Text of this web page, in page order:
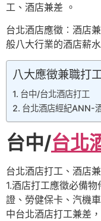
工、酒店兼差 。
台北酒店應徵︰酒店
般八大行業的酒店薪
八大應徵兼職打
台中/台北酒店打工
台北酒店經紀ANN-
台中/台北
台北酒店打工、酒店
1.酒店打工應徵必備
證、勞健保卡、汽機
中台北酒店打工兼差